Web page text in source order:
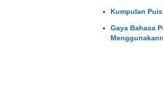
Kumpulan
Gaya Bahasa